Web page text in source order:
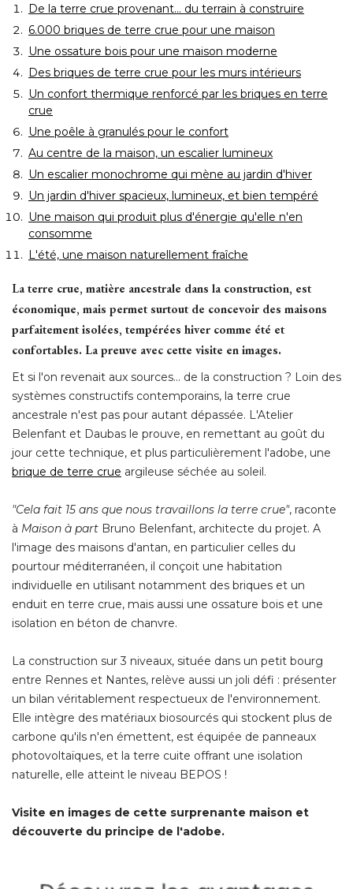
De la terre crue provenant... du terrain à construire
6.000 briques de terre crue pour une maison
Une ossature bois pour une maison moderne
Des briques de terre crue pour les murs intérieurs
Un confort thermique renforcé par les briques en terre
crue
Une poêle à granulés pour le confort
Au centre de la maison, un escalier lumineux
Un escalier monochrome qui mène au jardin d'hiver
Un jardin d'hiver spacieux, lumineux, et bien tempéré
Une maison qui produit plus d'énergie qu'elle n'en
consomme
L'été, une maison naturellement fraîche
La terre crue, matière ancestrale dans la construction, est
économique, mais permet surtout de concevoir des maisons
parfaitement isolées, tempérées hiver comme été et
confortables. La preuve avec cette visite en images.
Et si l'on revenait aux sources... de la construction ? Loin des
systèmes constructifs contemporains, la terre crue
ancestrale n'est pas pour autant dépassée. L'Atelier
Belenfant et Daubas le prouve, en remettant au goût du
jour cette technique, et plus particulièrement l'adobe, une
brique de terre crue argileuse séchée au soleil.
"Cela fait 15 ans que nous travaillons la terre crue", raconte
à Maison à part Bruno Belenfant, architecte du projet. A
l'image des maisons d'antan, en particulier celles du
pourtour méditerranéen, il conçoit une habitation
individuelle en utilisant notamment des briques et un
enduit en terre crue, mais aussi une ossature bois et une
isolation en béton de chanvre.
La construction sur 3 niveaux, située dans un petit bourg
entre Rennes et Nantes, relève aussi un joli défi : présenter
un bilan véritablement respectueux de l'environnement.
Elle intègre des matériaux biosourcés qui stockent plus de
carbone qu'ils n'en émettent, est équipée de panneaux
photovoltaïques, et la terre cuite offrant une isolation
naturelle, elle atteint le niveau BEPOS !
Visite en images de cette surprenante maison et
découverte du principe de l'adobe.